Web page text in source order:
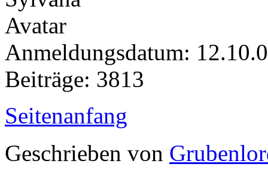
Anmeldungsdatum:
Beiträge: 3813
Seitenanfang
Geschrieben von